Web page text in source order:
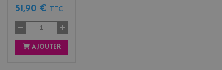
51,90 € TTC
AJOUTER